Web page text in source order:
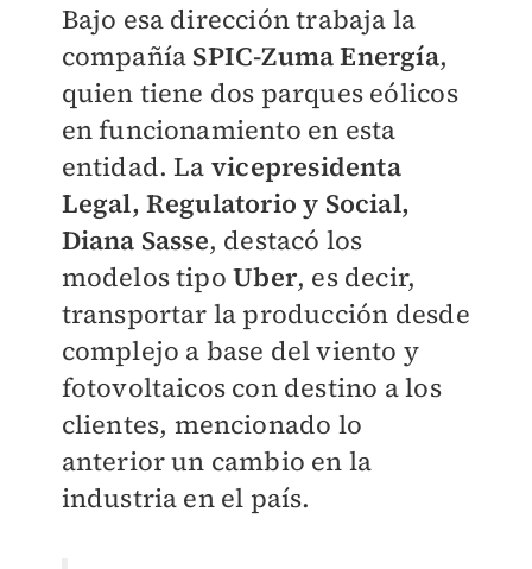
Bajo esa dirección trabaja la
compañía SPIC-Zuma Energía,
quien tiene dos parques eólicos
en funcionamiento en esta
entidad. La vicepresidenta
Legal, Regulatorio y Social,
Diana Sasse, destacó los
modelos tipoUber, es decir,
transportar la producción desde
complejo a base del viento y
fotovoltaicos con destino a los
clientes, mencionado lo
anterior un cambio en la
industria en el país.